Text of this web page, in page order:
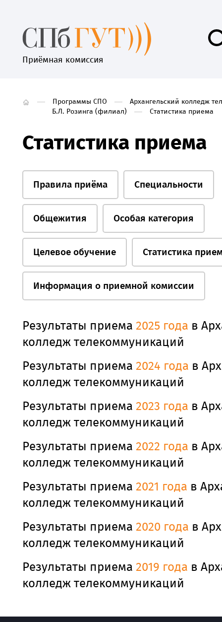
Приёмная комиссия
Программы СПО
Архангельский колледж
Б.Л. Розинга (филиал)
Статистика приема
Статистика приема
Правила приёма Специальности
Общежития Особая категория
Целевое обучение Статистика
Информация о приемной комиссии
Результаты приема 2025 года в
колледж телекоммуникаций
Результаты приема 2024 года в
колледж телекоммуникаций
Результаты приема 2023 года в
колледж телекоммуникаций
Результаты приема 2022 года в
колледж телекоммуникаций
Результаты приема 2021 года в
колледж телекоммуникаций
Результаты приема 2020 года в
колледж телекоммуникаций
Результаты приема 2019 года в
колледж телекоммуникаций